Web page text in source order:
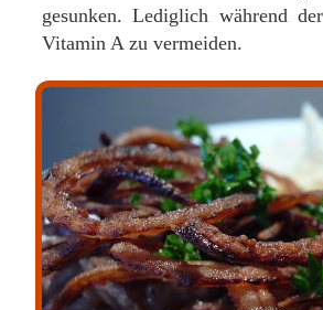
gesunken. Lediglich während
Vitamin A zu vermeiden.